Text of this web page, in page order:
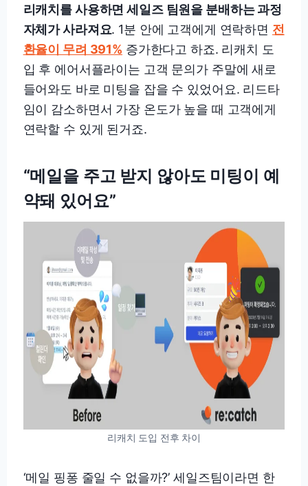
리캐치를 사용하면 세일즈 팀원을 분배하는 과정
자체가 사라져요. 1분 안에 고객에게 연락하면 전
환율이 무려 391% 증가한다고 하죠. 리캐치 도
입 후 에어서플라이는 고객 문의가 주말에 새로
들어와도 바로 미팅을 잡을 수 있었어요. 리드타
임이 감소하면서 가장 온도가 높을 때 고객에게
연락할 수 있게 된거죠.
“메일을 주고 받지 않아도 미팅이 예
약돼 있어요”
리캐치 도입 전후 차이
‘메일 핑퐁 줄일 수 없을까?’ 세일즈팀이라면 한